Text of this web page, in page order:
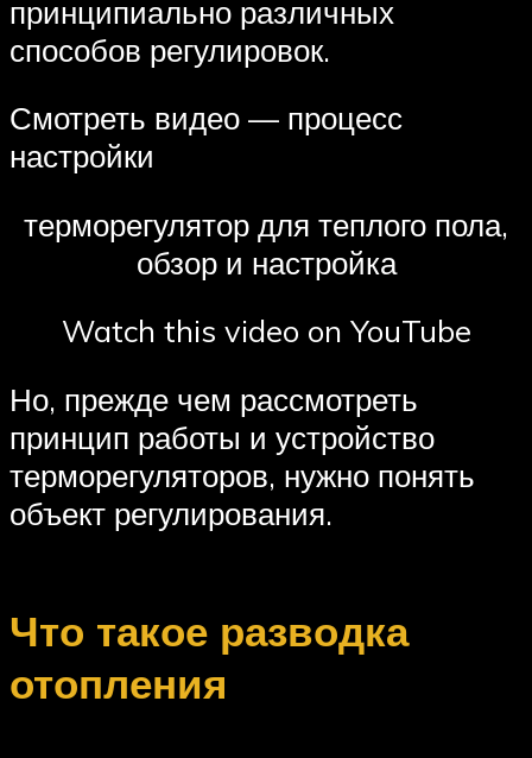
принципиально различных
способов регулировок.
Смотреть видео — процесс
настройки
терморегулятор для теплого пола,
обзор и настройка
Watch this video on YouTube
Но, прежде чем рассмотреть
принцип работы и устройство
терморегуляторов, нужно понять
объект регулирования.
Что такое разводка
отопления